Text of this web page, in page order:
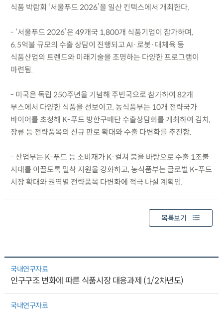
식품 박람회 ‘서울푸드 2026’을 일산 킨텍스에서 개최한다.
- ‘서울푸드 2026’은 49개국 1,800개 식품기업이 참가하며,
6.5억불 규모의 수출 상담이 진행되고 AI·로봇·대체육 등
식품산업의 트렌드와 미래기술을 조명하는 다양한 프로그램이
마련됨.
- 미국은 독립 250주년을 기념해 주빈국으로 참가하여 82개
부스에서 다양한 식품을 선보이고, 농식품부는 10개 전략국가
바이어를 초청해 K-푸드 방한구매단 수출상담회를 개최하여 김치,
장류 등 전략품목의 신규 판로 확대와 수출 다변화를 추진함.
- 산업부는 K-푸드 등 소비재가 K-컬쳐 붐을 바탕으로 수출 1조불
시대를 이끌도록 밀착 지원을 강화하고, 농식품부는 글로벌 K-푸드
시장 확대와 권역별 전략품목 다변화에 적극 나설 계획임.
목록보기
국내연구자료
인구구조 변화에 따른 식품시장 대응과제 (1/2차년도)
국내연구자료